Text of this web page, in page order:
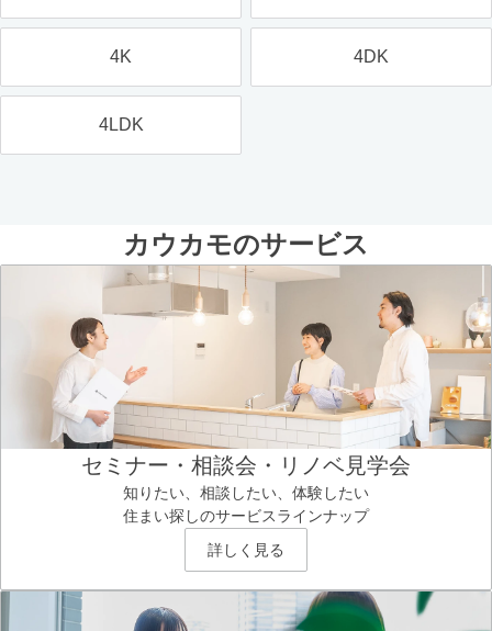
4K 4DK
4LDK
カウカモのサービス
セミナー・相談会・リノベ見学会
知りたい、相談したい、体験したい
住まい探しのサービスラインナップ
詳しく見る